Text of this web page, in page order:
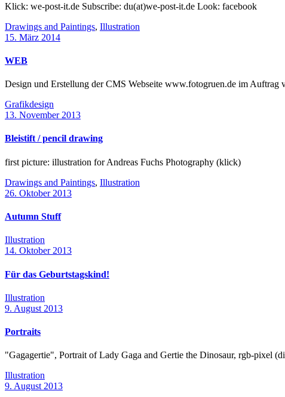
Klick: we-post-it.de Subscribe: du(at)we-post-it.de Look: facebook
Drawings and Paintings, Illustration
15. März 2014
WEB
Design und Erstellung der CMS Webseite
Grafikdesign
13. November 2013
Bleistift / pencil drawing
first picture: illustration for Andreas Fuchs Photography (klick)
Drawings and Paintings, Illustration
26. Oktober 2013
Autumn Stuff
Illustration
14. Oktober 2013
Für das Geburtstagskind!
Illustration
9. August 2013
Portraits
"Gagagertie", Portrait of Lady Gaga and Gertie the Dinosaur, rgb-pixel
Illustration
9. August 2013